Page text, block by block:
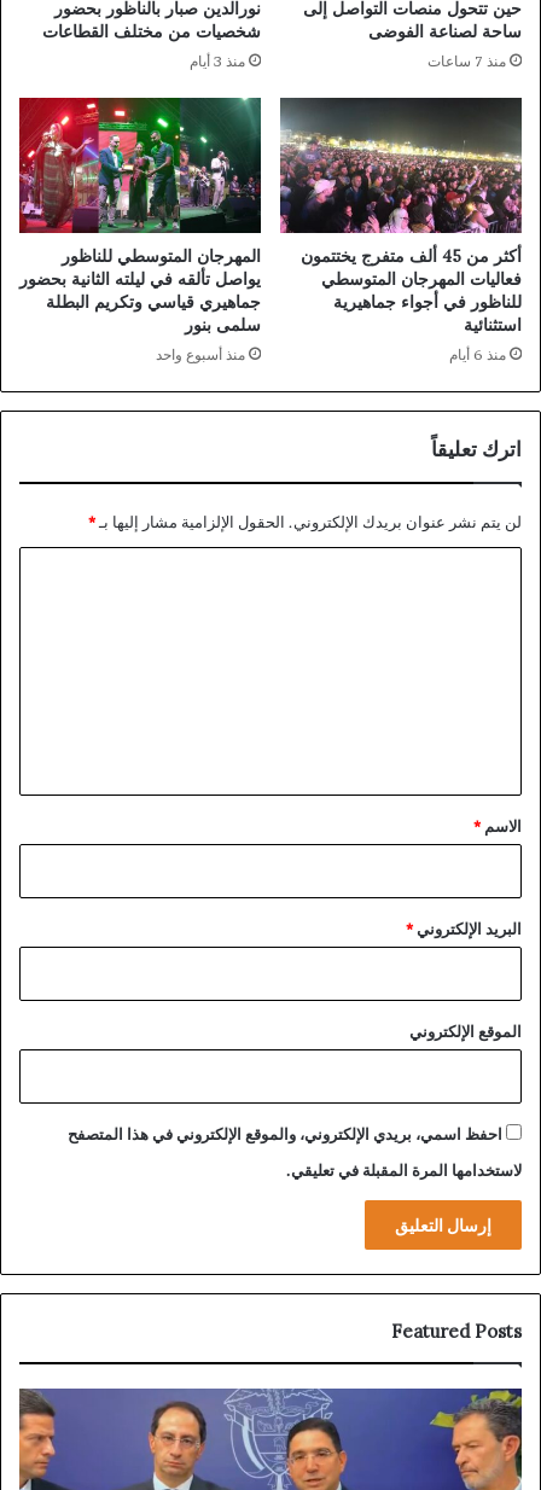
حين تتحول منصات التواصل إلى
ساحة لصناعة الفوضى
منذ 7 ساعات
نورالدين صبار بالناظور بحضور
شخصيات من مختلف القطاعات
منذ 3 أيام
أكثر من 45 ألف متفرج يختتمون
فعاليات المهرجان المتوسطي
للناظور في أجواء جماهيرية
استثنائية
منذ 6 أيام
المهرجان المتوسطي للناظور
يواصل تألقه في ليلته الثانية بحضور
جماهيري قياسي وتكريم البطلة
سلمى بنور
منذ أسبوع واحد
اترك تعليقاً
لن يتم نشر عنوان بريدك الإلكتروني. الحقول الإلزامية مشار إليها بـ*
*
الاسم *
البريد الإلكتروني*
الموقع الإلكتروني
احفظ اسمي، بريدي الإلكتروني، والموقع الإلكتروني في هذا المتصفح
لاستخدامها المرة المقبلة في تعليقي.
Featured Posts
كولومبيا
تعيد
رسم
خريطة